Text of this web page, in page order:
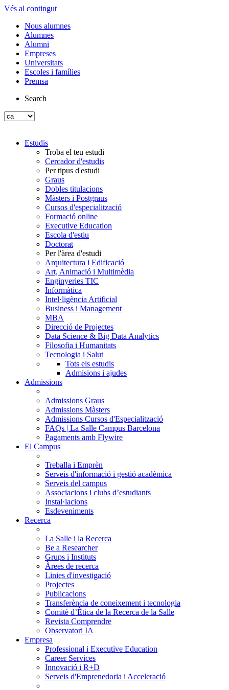
Vés al contingut
Nous alumnes
Alumnes
Alumni
Empreses
Universitats
Escoles i famílies
Premsa
Search
Estudis
Troba el teu estudi
Cercador d'estudis
Per tipus d'estudi
Graus
Dobles titulacions
Màsters i Postgraus
Cursos d'especialització
Formació online
Executive Education
Escola d'estiu
Doctorat
Per l'àrea d'estudi
Arquitectura i Edificació
Art, Animació i Multimèdia
Enginyeries TIC
Informàtica
Intel·ligència Artificial
Business i Management
MBA
Direcció de Projectes
Data Science & Big Data Analytics
Filosofia i Humanitats
Tecnologia i Salut
Tots els estudis
Admisions i ajudes
Admissions
Admissions Graus
Admissions Màsters
Admissions Cursos d'Especialització
FAQs | La Salle Campus Barcelona
Pagaments amb Flywire
El Campus
Treballa i Emprèn
Serveis d'informació i gestió acadèmica
Serveis del campus
Associacions i clubs d’estudiants
Instal·lacions
Esdeveniments
Recerca
La Salle i la Recerca
Be a Researcher
Grups i Instituts
Àrees de recerca
Linies d'investigació
Projectes
Publicacions
Transferència de coneixement i tecnologia
Comitè d’Ètica de la Recerca de la Salle
Revista Comprendre
Observatori IA
Empresa
Professional i Executive Education
Career Services
Innovació i R+D
Serveis d'Emprenedoria i Acceleració